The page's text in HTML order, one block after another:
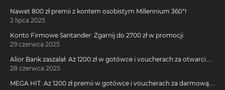
Nawet 800 zł premii z kontem osobistym Millennium 360°!
2 lipca 2025
Konto Firmowe Santander: Zgarnij do 2700 zł w promocji
29 czerwca 2025
Alior Bank zaszalał: Aż 1200 zł w gotówce i voucherach za otwarcie
darmowego konta!
28 czerwca 2025
MEGA HIT: Aż 1200 zł premii w gotówce i voucherach za darmową